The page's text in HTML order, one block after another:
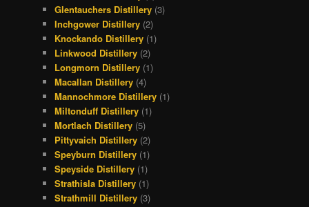
Glentauchers Distillery (3)
Inchgower Distillery (2)
Knockando Distillery (1)
Linkwood Distillery (2)
Longmorn Distillery (1)
Macallan Distillery (4)
Mannochmore Distillery (1)
Miltonduff Distillery (1)
Mortlach Distillery (5)
Pittyvaich Distillery (2)
Speyburn Distillery (1)
Speyside Distillery (1)
Strathisla Distillery (1)
Strathmill Distillery (3)